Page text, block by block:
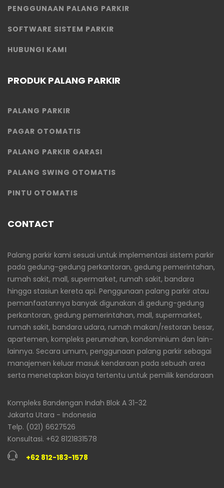
PENGGUNAAN PALANG PARKIR
SOFTWARE SISTEM PARKIR
HUBUNGI KAMI
PRODUK PALANG PARKIR
PALANG PARKIR
PAGAR OTOMATIS
PALANG PARKIR GARASI
PALANG SWING OTOMATIS
PINTU OTOMATIS
CONTACT
Palang parkir kami sesuai untuk implementasi sistem parkir
pada gedung-gedung perkantoran, gedung pemerintahan,
rumah sakit, mall, supermarket, rumah sakit, bandara
hingga stasiun kereta api. Penggunaan palang parkir atau
pemanfaatannya banyak digunakan di gedung-gedung
perkantoran, gedung pemerintahan, mall, supermarket,
rumah sakit, bandara udara, rumah makan/restoran besar,
apartemen, kompleks perumahan, kondominium dan lain-
lainnya. Secara umum, penggunaan palang parkir sebagai
manajemen keluar masuk kendaraan pada sebuah area
serta menetapkan biaya tertentu untuk pemilik kendaraan
Kompleks Bandengan Indah Blok A 31-32
Jakarta Utara - Indonesia
Telp. (021) 6627526
Konsultasi. +62 8121831578
+62 812-183-1578